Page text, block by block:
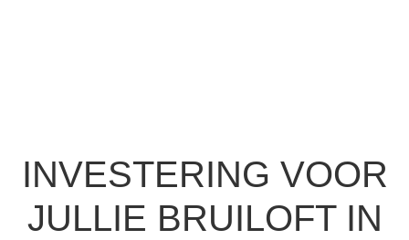
INVESTERING VOOR
JULLIE BRUILOFT IN